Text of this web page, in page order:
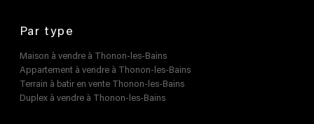
Par type
Maison à vendre à Thonon-les-Bains
Appartement à vendre à Thonon-les-Bains
Terrain à batir en vente Thonon-les-Bains
Duplex à vendre à Thonon-les-Bains